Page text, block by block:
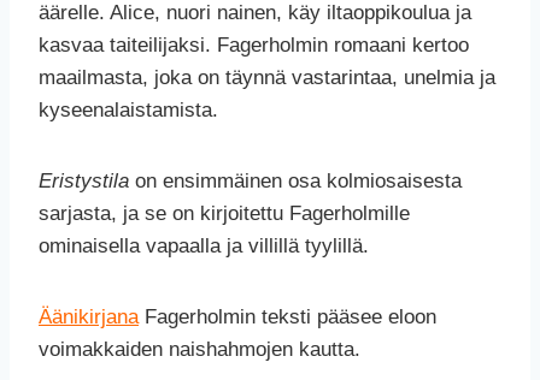
äärelle. Alice, nuori nainen, käy iltaoppikoulua ja
kasvaa taiteilijaksi. Fagerholmin romaani kertoo
maailmasta, joka on täynnä vastarintaa, unelmia ja
kyseenalaistamista.
Eristystila on ensimmäinen osa kolmiosaisesta
sarjasta, ja se on kirjoitettu Fagerholmille
ominaisella vapaalla ja villillä tyylillä.
ÄänikirjanaFagerholmin teksti pääsee eloon
voimakkaiden naishahmojen kautta.